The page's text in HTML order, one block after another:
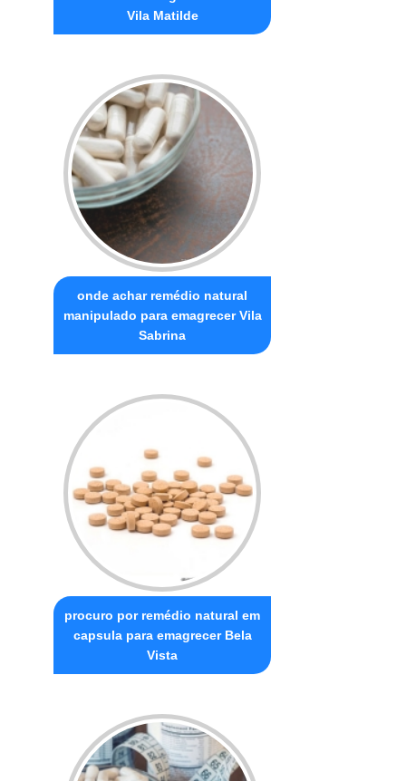
Vila Matilde
onde achar remédio natural
manipulado para emagrecer Vila
Sabrina
procuro por remédio natural em
capsula para emagrecer Bela
Vista